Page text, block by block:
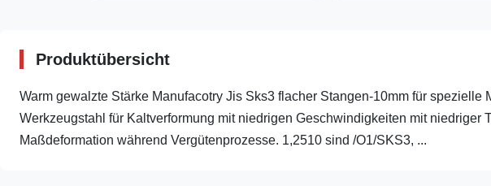
Produktübersicht
Warm gewalzte Stärke Manufacotry Jis Sks3 flacher Stangen-10mm für
Werkzeugstahl für Kaltverformung mit niedrigen Geschwindigkeiten mit niedriger
Maßdeformation während Vergütenprozesse. 1,2510 sind /O1/SKS3, ...